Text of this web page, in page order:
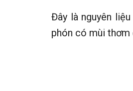
Đây là nguyên
phón có mùi thơm